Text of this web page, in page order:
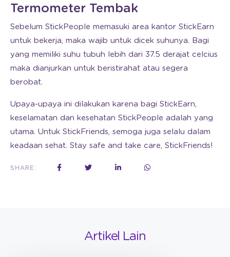
Termometer Tembak
Sebelum StickPeople memasuki area kantor StickEarn
untuk bekerja, maka wajib untuk dicek suhunya. Bagi
yang memiliki suhu tubuh lebih dari 37.5 derajat celcius
maka dianjurkan untuk beristirahat atau segera
berobat.
Upaya-upaya ini dilakukan karena bagi StickEarn,
keselamatan dan kesehatan StickPeople adalah yang
utama. Untuk StickFriends, semoga juga selalu dalam
keadaan sehat. Stay safe and take care, StickFriends!
SHARE:
Artikel Lain